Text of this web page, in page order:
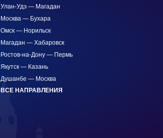
Улан-Удэ — Магадан
Москва — Бухара
Омск — Норильск
Магадан — Хабаровск
Ростов-на-Дону — Пермь
Якутск — Казань
Душанбе — Москва
ВСЕ НАПРАВЛЕНИЯ